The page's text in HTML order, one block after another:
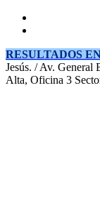
RESULTADOS
Jesús. / Av.
Alta, Oficina 3